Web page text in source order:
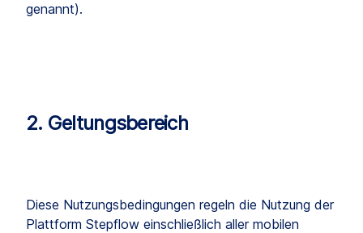
genannt).
2. Geltungsbereich
Diese Nutzungsbedingungen regeln die Nutzung der
Plattform Stepflow einschließlich aller mobilen